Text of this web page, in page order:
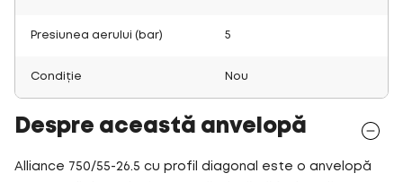
Presiunea aerului (bar) 5
Condiție Nou
Despre această anvelopă
Alliance 750/55-26.5 cu profil diagonal este o anvelopă